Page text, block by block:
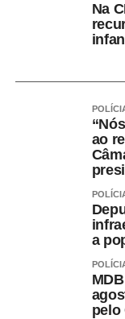
COMENTE ABAIXO:
Na
ao
a
pelo